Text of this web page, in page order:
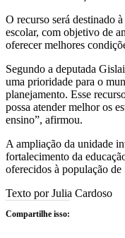
O recurso será destinado
escolar, com objetivo de
oferecer melhores
Segundo a deputada
uma prioridade para o
planejamento. Esse
possa atender melhor os
ensino”, afirmou.
A ampliação da unidade
fortalecimento da
oferecidos à população
Texto por Julia Cardoso
Compartilhe isso: